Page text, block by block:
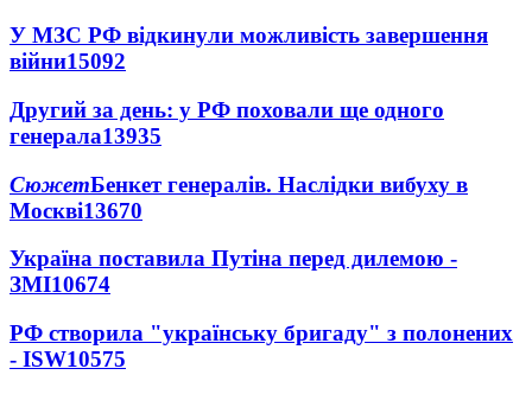
У МЗС РФ відкинули можливість завершення
війни15092
Другий за день: у РФ поховали ще одного
генерала13935
СюжетБенкет генералів. Наслідки вибуху в
Москві13670
Україна поставила Путіна перед дилемою -
ЗМІ10674
РФ створила "українську бригаду" з полонених
- ISW10575